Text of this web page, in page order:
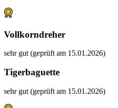
Vollkorndreher
sehr gut (geprüft am 15.01.2026)
Tigerbaguette
sehr gut (geprüft am 15.01.2026)